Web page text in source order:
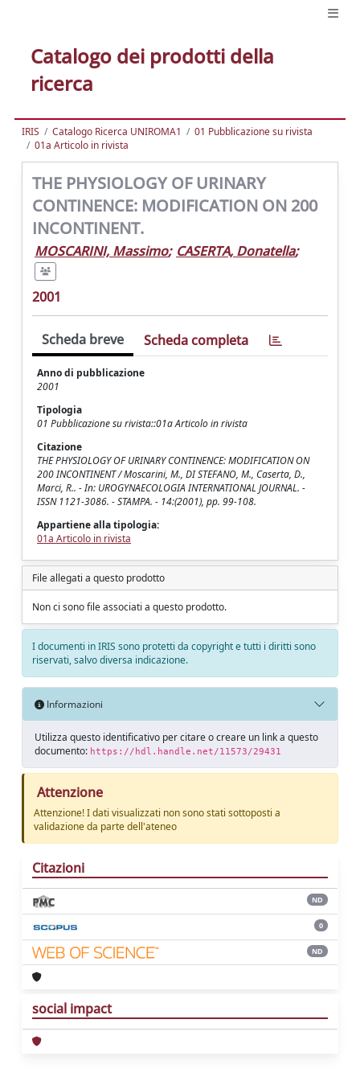
Catalogo dei prodotti della
ricerca
IRIS Catalogo Ricerca UNIROMA1
01 Pubblicazione su rivista
01a Articolo in rivista
THE PHYSIOLOGY OF URINARY
CONTINENCE: MODIFICATION ON 200
INCONTINENT.
MOSCARINI, Massimo; CASERTA, Donatella;
2001
Scheda breve Scheda completa
Anno di pubblicazione
2001
Tipologia
01 Pubblicazione su rivista::01a Articolo in rivista
Citazione
THE PHYSIOLOGY OF URINARY CONTINENCE: MODIFICATION ON
200 INCONTINENT / Moscarini, M., DI STEFANO, M., Caserta, D.,
Marci, R.. - In: UROGYNAECOLOGIA INTERNATIONAL JOURNAL. -
ISSN 1121-3086. - STAMPA. - 14:(2001), pp. 99-108.
Appartiene alla tipologia:
01a Articolo in rivista
File allegati a questo prodotto
Non ci sono file associati a questo prodotto.
I documenti in IRIS sono protetti da copyright e tutti i diritti sono
riservati, salvo diversa indicazione.
Informazioni
Utilizza questo identificativo per citare o creare un link a questo
documento: https://hdl.handle.net/11573/29431
Attenzione
Attenzione! I dati visualizzati non sono stati sottoposti a
validazione da parte dell'ateneo
Citazioni
ND
0
ND
social impact